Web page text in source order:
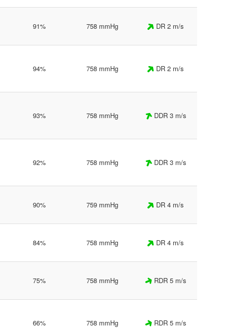
91% 758 mmHg DR 2 m/s
94% 758 mmHg DR 2 m/s
93% 758 mmHg DDR 3 m/s
92% 758 mmHg DDR 3 m/s
90% 759 mmHg DR 4 m/s
84% 758 mmHg DR 4 m/s
75% 758 mmHg RDR 5 m/s
66% 758 mmHg RDR 5 m/s